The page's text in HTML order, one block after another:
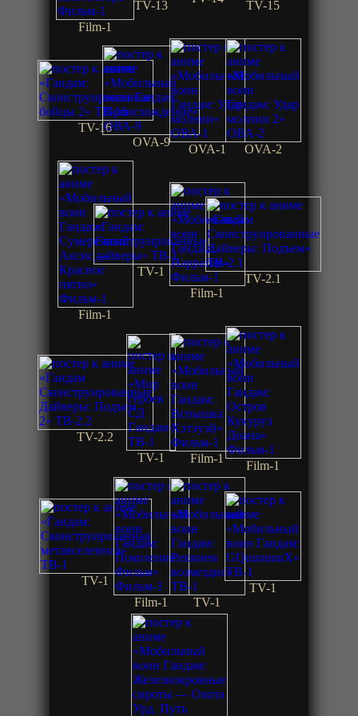
Film-1
TV-13 TV-15
TV-16
OVA-9
OVA-1 OVA-2
Film-1
TV-1
Film-1
TV-2.1
TV-2.2
TV-1
Film-1
Film-1
TV-1
Film-1
TV-1
TV-1